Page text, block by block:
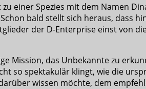
einer Spezies mit dem Namen
bald stellt sich heraus, dass
der D-Enterprise einst von
Mission, das Unbekannte zu
so spektakulär klingt, wie die
wissen möchte, dem